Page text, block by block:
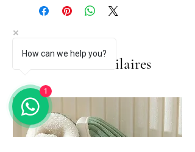
Articles similaires
How can we help you?
1